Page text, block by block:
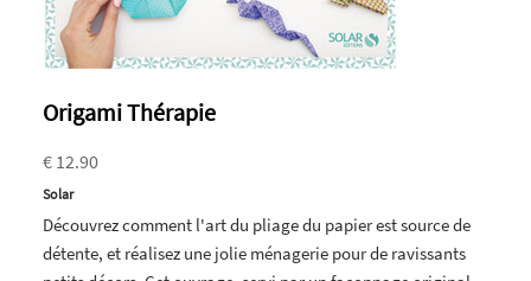
Origami Thérapie
€ 12.90
Solar
Découvrez comment l'art du pliage du papier est source de
détente, et réalisez une jolie ménagerie pour de ravissants